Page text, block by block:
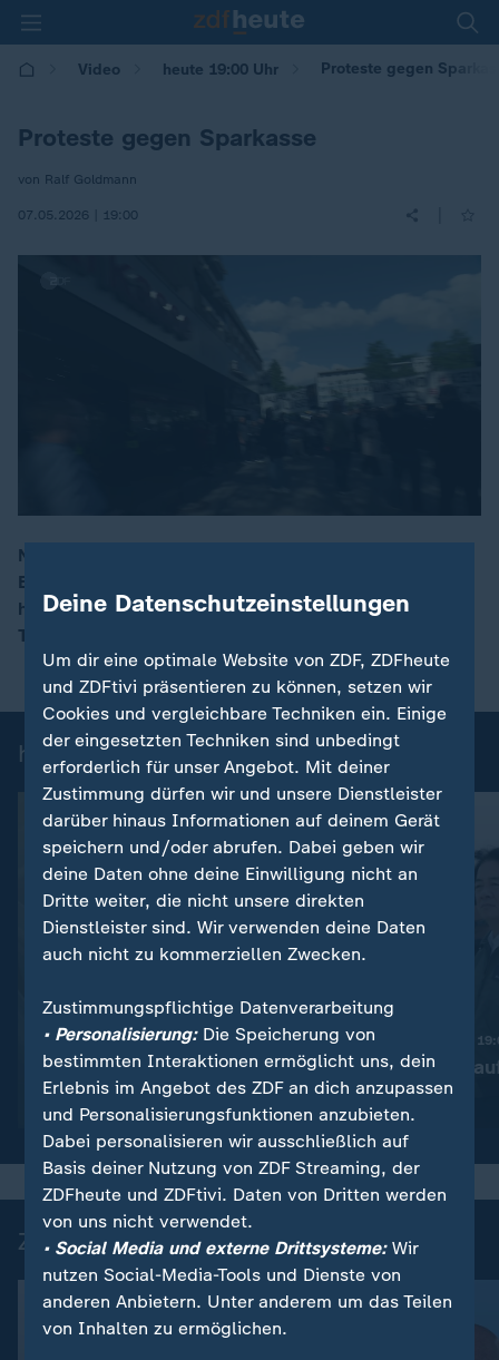
Video heute 19:00 Uhr Proteste gegen
Proteste gegen Sparkasse
von Ralf Goldmann
07.05.2026 | 19:00
00:16
Nach dem Einbruch in eine Gelsenkirchener Sparkasse
Ende des vergangenen Jahres fordern mehrere
hundert Betroffene auf einer Protestaktion mehr
Transparenz.
heute 19:00 Uhr: Einzelbeiträge
Nachrichten | heute 19:00 Uhr:
Trotz Krieg:
Leihmutterschaft in der
Ukraine
Nachrichten | heute
Taiwan rüstet
Video
Zuletzt auf ZDFheute veröffentlicht
Deine Datenschutzeinstellungen
Um dir eine optimale Website von ZDF, ZDFheute
und ZDFtivi präsentieren zu können, setzen wir
Cookies und vergleichbare Techniken ein. Einige
der eingesetzten Techniken sind unbedingt
erforderlich für unser Angebot. Mit deiner
Zustimmung dürfen wir und unsere Dienstleister
darüber hinaus Informationen auf deinem Gerät
speichern und/oder abrufen. Dabei geben wir
deine Daten ohne deine Einwilligung nicht an
Dritte weiter, die nicht unsere direkten
Dienstleister sind. Wir verwenden deine Daten
auch nicht zu kommerziellen Zwecken.
Zustimmungspflichtige Datenverarbeitung
• Personalisierung:Die Speicherung von
bestimmten Interaktionen ermöglicht uns, dein
Erlebnis im Angebot des ZDF an dich anzupassen
und Personalisierungsfunktionen anzubieten.
Dabei personalisieren wir ausschließlich auf
Basis deiner Nutzung von ZDF Streaming, der
ZDFheute und ZDFtivi. Daten von Dritten werden
von uns nicht verwendet.
• Social Media und externe Drittsysteme:Wir
nutzen Social-Media-Tools und Dienste von
anderen Anbietern. Unter anderem um das Teilen
von Inhalten zu ermöglichen.